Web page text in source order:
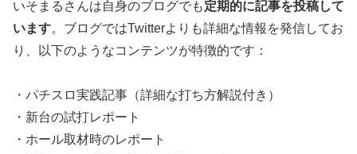
いそまるさんは自身のブログでも定期的に記事を投稿して
います。ブログではTwitterよりも詳細な情報を発信してお
り、以下のようなコンテンツが特徴的です：
・パチスロ実践記事（詳細な打ち方解説付き）
・新台の試打レポート
・ホール取材時のレポート